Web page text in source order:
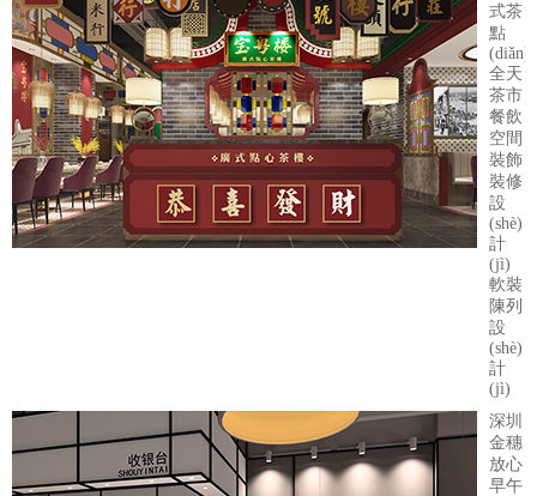
式茶
點
(diǎn)
全天
茶市
餐飲
空間
裝飾
裝修
設
(shè)
計
(jì)
軟裝
陳列
設
(shè)
計
(jì)
深圳
金穗
放心
早午